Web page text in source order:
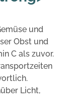
und
Obst und
C als zuvor.
Licht,